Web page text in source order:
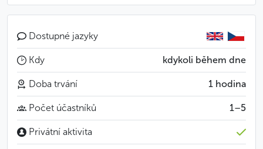
nejvýznamějších pražských pamětihodností.
Projedete se ulicemi Starého Města, podíváte se na
Malou Stranu a pokocháte se výhledy z Hradčan.
Hodí se vědět
Místo odjezdu si sami určíte v rezervačním
formuláři
Dostupné jazyky
Kdy kdykoli během dne
Doba trvání 1 hodina
Počet účastníků 1–5
Privátní aktivita